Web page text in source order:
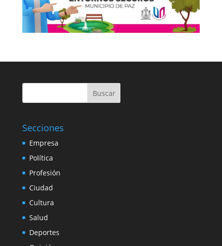
Buscar
Secciones
Empresa
Política
Profesión
Ciudad
Cultura
Salud
Deportes